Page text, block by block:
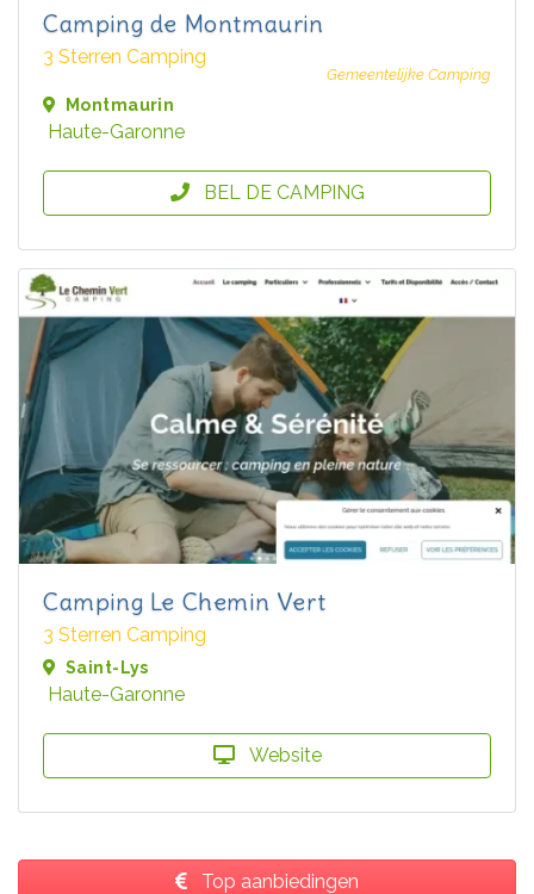
Camping de Montmaurin
3 Sterren Camping
Gemeentelijke Camping
Montmaurin
Haute-Garonne
BEL DE CAMPING
Camping Le Chemin Vert
3 Sterren Camping
Saint-Lys
Haute-Garonne
Website
Top aanbiedingen